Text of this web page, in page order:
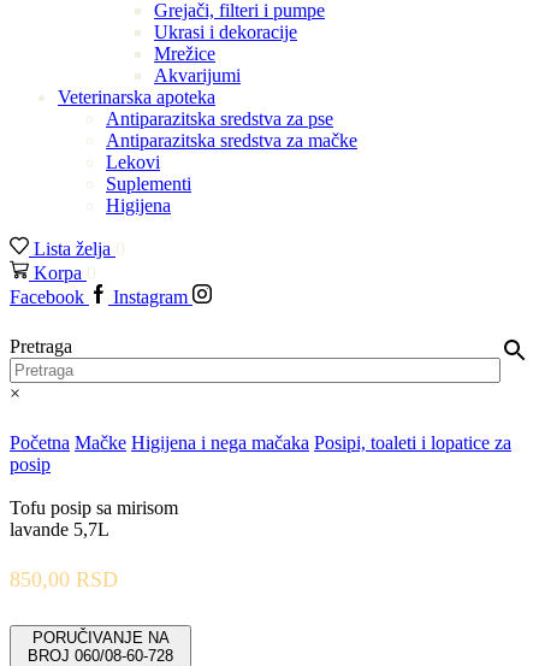
Grejači, filteri i pumpe
Ukrasi i dekoracije
Mrežice
Akvarijumi
Veterinarska apoteka
Antiparazitska sredstva za pse
Antiparazitska sredstva za mačke
Lekovi
Suplementi
Higijena
Lista želja 0
Korpa 0
Facebook
Instagram
Pretraga
×
Početna Mačke Higijena i nega mačaka Posipi, toaleti i lopatice za
posip
Tofu posip sa mirisom
lavande 5,7L
850,00 RSD
PORUČIVANJE NA
BROJ 060/08-60-728